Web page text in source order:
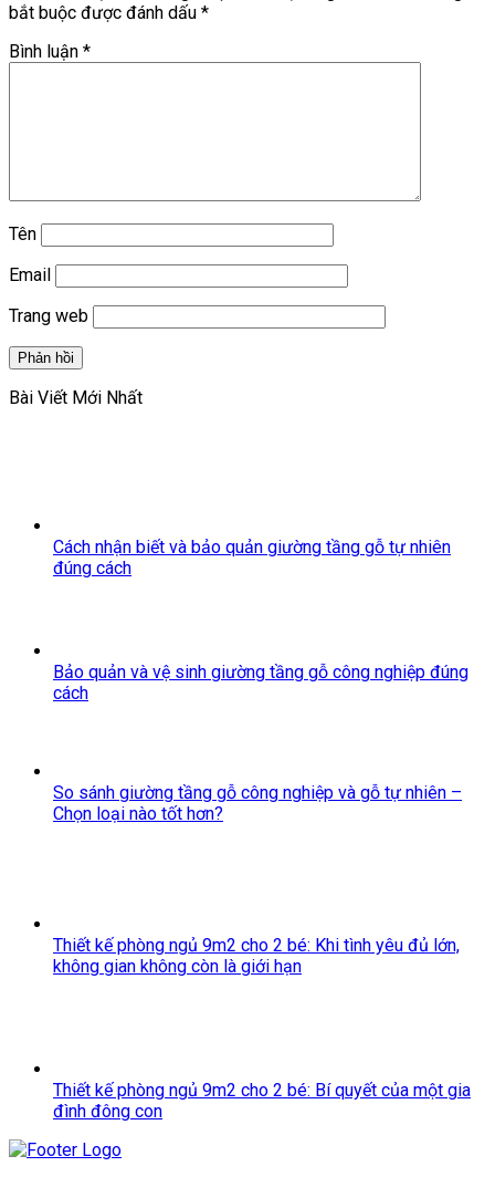
bắt buộc được đánh dấu *
Bình luận *
Tên
Email
Trang web
Bài Viết Mới Nhất
Cách nhận biết và bảo quản giường tầng gỗ tự nhiên
đúng cách
Bảo quản và vệ sinh giường tầng gỗ công nghiệp đúng
cách
So sánh giường tầng gỗ công nghiệp và gỗ tự nhiên –
Chọn loại nào tốt hơn?
Thiết kế phòng ngủ 9m2 cho 2 bé: Khi tình yêu đủ lớn,
không gian không còn là giới hạn
Thiết kế phòng ngủ 9m2 cho 2 bé: Bí quyết của một gia
đình đông con